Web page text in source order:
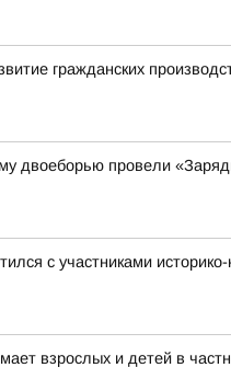
гражданских
двоеборью провели
с участниками
взрослых и детей в